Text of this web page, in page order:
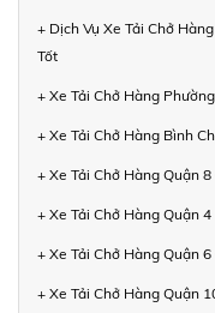
+ Dịch Vụ Xe Tải Chở
Tốt
+ Xe Tải Chở Hàng
+ Xe Tải Chở Hàng Bình
+ Xe Tải Chở Hàng Quận
+ Xe Tải Chở Hàng Quận
+ Xe Tải Chở Hàng Quận
+ Xe Tải Chở Hàng Quận